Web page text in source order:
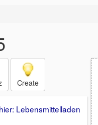
Create
Lebensmittelladen